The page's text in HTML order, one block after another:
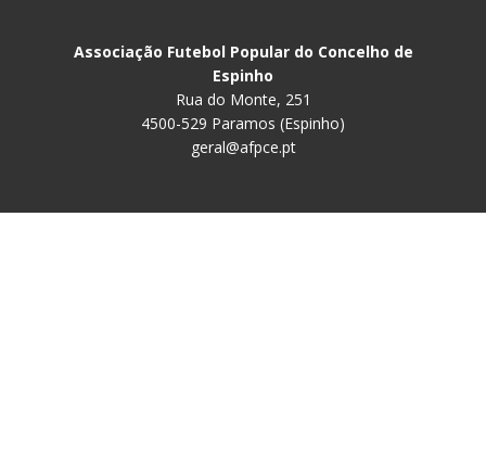
Associação Futebol Popular do Concelho de
Espinho
Rua do Monte, 251
4500-529 Paramos (Espinho)
geral@afpce.pt